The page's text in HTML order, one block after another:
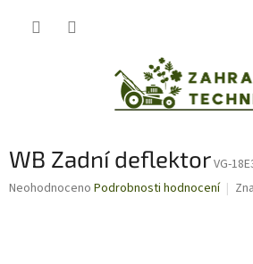
WB Zadní deflektorVG-
Průměrné
Neohodnoceno Podrobnosti hodnocení